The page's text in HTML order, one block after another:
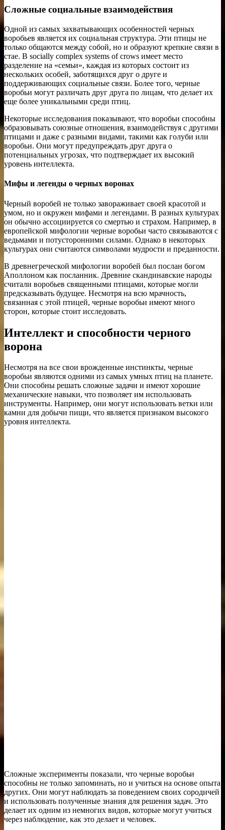
Сложные социальные взаимодействия
Одной из самых захватывающих особенностей черных
воробьев является их социальная структура. Эти птицы не
только общаются между собой, но и образуют крепкие связи в
стае. В socially complex systems of crows имеет место
разделение на «семьи», каждая из которых состоит из
нескольких особей, заботящихся друг о друге и
поддерживающих социальные связи. Более того, черные
воробьи могут различать друг друга по лицам, что делает их
еще более уникальными среди птиц.
Некоторые исследования показывают, что воробьи способны
образовывать союзные отношения, взаимодействуя с другими
птицами и даже с разными видами, такими как голуби или
воробьи. Они могут предупреждать друг друга о
потенциальных угрозах, что подтверждает их высокий
уровень интеллекта.
Мифы и легенды о черных воронах
Черный воробей не только завораживает своей красотой и
умом, но и окружен мифами и легендами. В разных культурах
он обычно ассоциируется со смертью и страхом. Например, в
европейской мифологии черные воробьи часто связываются с
ведьмами и потусторонними силами. Однако в некоторых
культурах они считаются символами мудрости и преданности.
В древнегреческой мифологии воробей был послан богом
Аполлоном как посланник. Древние скандинавские народы
считали воробьев священными птицами, которые могли
предсказывать будущее. Несмотря на всю мрачность,
связанная с этой птицей, черные воробьи имеют много
сторон, которые стоит исследовать.
Интеллект и способности черного
ворона
Несмотря на все свои врожденные инстинкты, черные
воробьи являются одними из самых умных птиц на планете.
Они способны решать сложные задачи и имеют хорошие
механические навыки, что позволяет им использовать
инструменты. Например, они могут использовать ветки или
камни для добычи пищи, что является признаком высокого
уровня интеллекта.
Сложные эксперименты показали, что черные воробьи
способны не только запоминать, но и учиться на основе опыта
других. Они могут наблюдать за поведением своих сородичей
и использовать полученные знания для решения задач. Это
делает их одним из немногих видов, которые могут учиться
через наблюдение, как это делает и человек.